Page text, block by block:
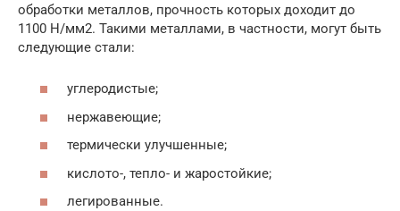
обработки металлов, прочность которых доходит до
1100 Н/мм2. Такими металлами, в частности, могут быть
следующие стали:
углеродистые;
нержавеющие;
термически улучшенные;
кислото-, тепло- и жаростойкие;
легированные.